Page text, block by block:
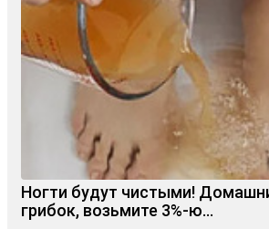
Ногти будут чистыми!
грибок, возьмите 3%-ю…